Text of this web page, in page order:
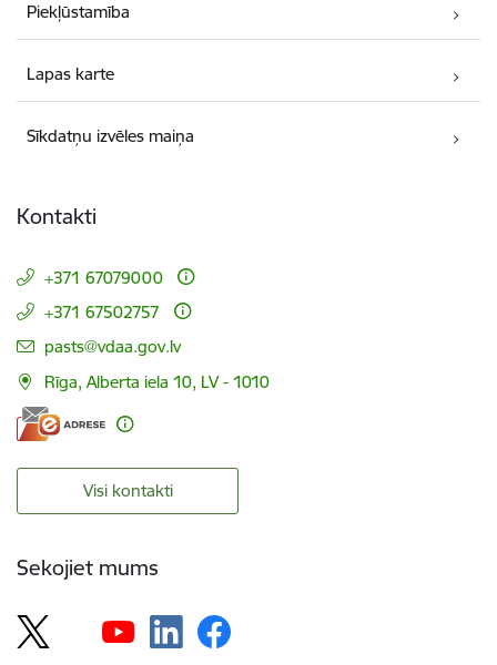
Piekļūstamība
Lapas karte
Sīkdatņu izvēles maiņa
Kontakti
+371 67079000
+371 67502757
E-pasts:
pasts@vdaa.gov.lv
Rīga, Alberta iela 10, LV - 1010
Visi kontakti
Sekojiet mums